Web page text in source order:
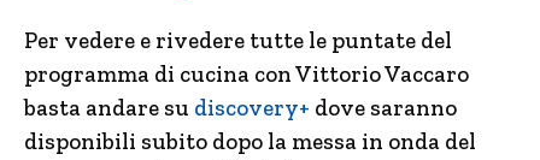
Per vedere e rivedere tutte le puntate del
programma di cucina con Vittorio Vaccaro
basta andare su discovery+ dove saranno
disponibili subito dopo la messa in onda del